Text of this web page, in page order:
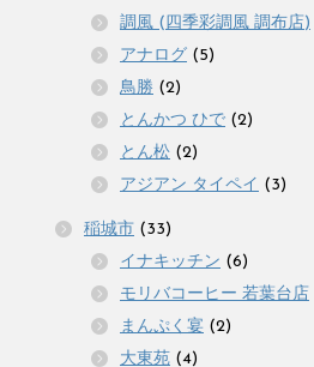
調風 (四季彩調風 調布店)
アナログ (5)
鳥勝 (2)
とんかつ ひで (2)
とん松 (2)
アジアン タイペイ (3)
稲城市 (33)
イナキッチン (6)
モリバコーヒー 若葉台店
まんぷく宴 (2)
大東苑 (4)